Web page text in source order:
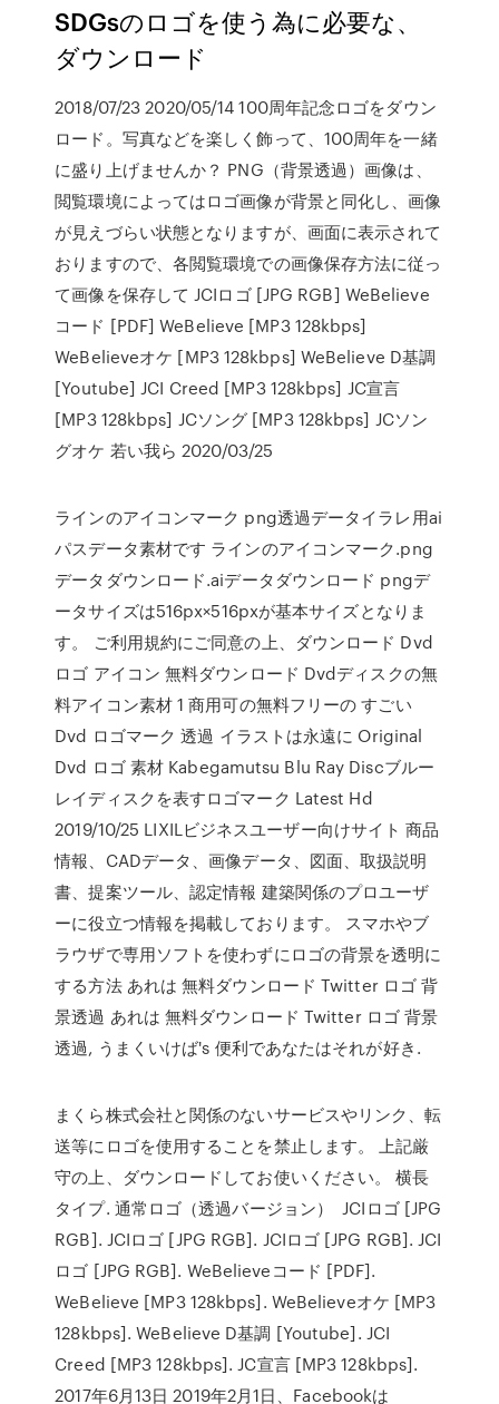
SDGsのロゴを使う為に必要な、
ダウンロード
2018/07/23 2020/05/14 100周年記念ロゴをダウン
ロード。写真などを楽しく飾って、100周年を一緒
に盛り上げませんか？ PNG（背景透過）画像は、
閲覧環境によってはロゴ画像が背景と同化し、画像
が見えづらい状態となりますが、画面に表示されて
おりますので、各閲覧環境での画像保存方法に従っ
て画像を保存して JCIロゴ [JPG RGB] WeBelieve
コード [PDF] WeBelieve [MP3 128kbps]
WeBelieveオケ [MP3 128kbps] WeBelieve D基調
[Youtube] JCI Creed [MP3 128kbps] JC宣言
[MP3 128kbps] JCソング [MP3 128kbps] JCソン
グオケ 若い我ら 2020/03/25
ラインのアイコンマーク png透過データイラレ用ai
パスデータ素材です ラインのアイコンマーク.png
データダウンロード.aiデータダウンロード pngデ
ータサイズは516px×516pxが基本サイズとなりま
す。 ご利用規約にご同意の上、ダウンロード Dvd
ロゴ アイコン 無料ダウンロード Dvdディスクの無
料アイコン素材 1 商用可の無料フリーの すごい
Dvd ロゴマーク 透過 イラストは永遠に Original
Dvd ロゴ 素材 Kabegamutsu Blu Ray Discブルー
レイディスクを表すロゴマーク Latest Hd
2019/10/25 LIXILビジネスユーザー向けサイト 商品
情報、CADデータ、画像データ、図面、取扱説明
書、提案ツール、認定情報 建築関係のプロユーザ
ーに役立つ情報を掲載しております。 スマホやブ
ラウザで専用ソフトを使わずにロゴの背景を透明に
する方法 あれは 無料ダウンロード Twitter ロゴ 背
景透過 あれは 無料ダウンロード Twitter ロゴ 背景
透過, うまくいけば's 便利であなたはそれが好き.
まくら株式会社と関係のないサービスやリンク、転
送等にロゴを使用することを禁止します。 上記厳
守の上、ダウンロードしてお使いください。 横長
タイプ. 通常ロゴ（透過バージョン） JCIロゴ [JPG
RGB]. JCIロゴ [JPG RGB]. JCIロゴ [JPG RGB]. JCI
ロゴ [JPG RGB]. WeBelieveコード [PDF].
WeBelieve [MP3 128kbps]. WeBelieveオケ [MP3
128kbps]. WeBelieve D基調 [Youtube]. JCI
Creed [MP3 128kbps]. JC宣言 [MP3 128kbps].
2017年6月13日 2019年2月1日、Facebookは